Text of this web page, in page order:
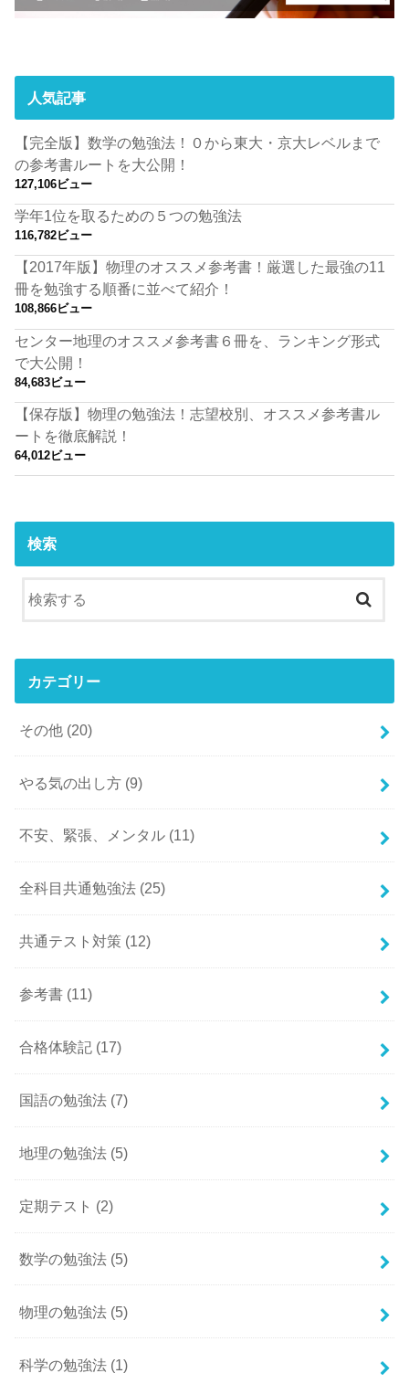
人気記事
【完全版】数学の勉強法！０から東大・京大レベルまで
の参考書ルートを大公開！
127,106ビュー
学年1位を取るための５つの勉強法
116,782ビュー
【2017年版】物理のオススメ参考書！厳選した最強の11
冊を勉強する順番に並べて紹介！
108,866ビュー
センター地理のオススメ参考書６冊を、ランキング形式
で大公開！
84,683ビュー
【保存版】物理の勉強法！志望校別、オススメ参考書ル
ートを徹底解説！
64,012ビュー
検索
カテゴリー
その他 (20)
やる気の出し方 (9)
不安、緊張、メンタル (11)
全科目共通勉強法 (25)
共通テスト対策 (12)
参考書 (11)
合格体験記 (17)
国語の勉強法 (7)
地理の勉強法 (5)
定期テスト (2)
数学の勉強法 (5)
物理の勉強法 (5)
科学の勉強法 (1)